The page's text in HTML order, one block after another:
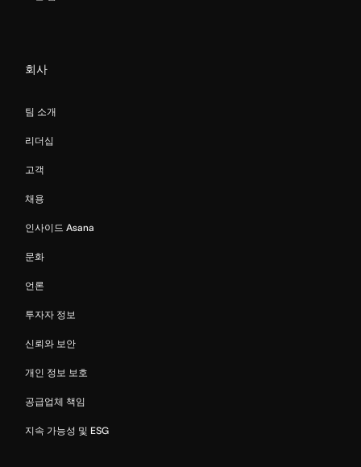
회사
팀 소개
리더십
고객
채용
인사이드 Asana
문화
언론
투자자 정보
신뢰와 보안
개인 정보 보호
공급업체 책임
지속 가능성 및 ESG